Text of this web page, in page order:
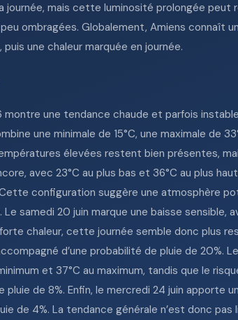
mais cette luminosité prolongée peut
ombragées. Globalement, Amiens connaît
une chaleur marquée en journée.
une tendance chaude et parfois
une minimale de 15°C, une maximale de
élevées restent bien présentes,
avec 23°C au plus bas et 36°C au plus
configuration suggère une atmosphère
samedi 20 juin marque une baisse sensible,
chaleur, cette journée semble donc plus
d’une probabilité de pluie de 20%.
et 37°C au maximum, tandis que le
de 8%. Enfin, le mercredi 24 juin apporte
de 4%. La tendance générale n’est donc pas